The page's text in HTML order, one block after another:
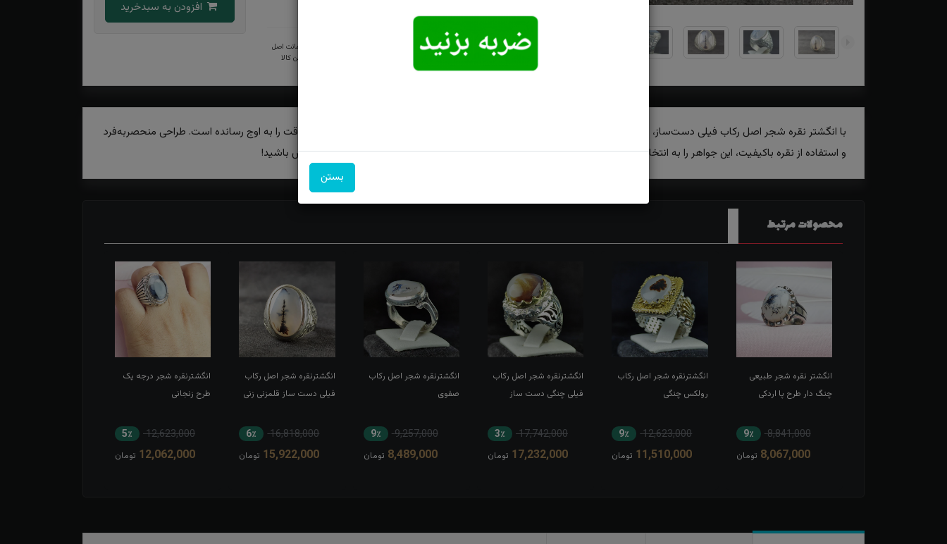
امکان تحویل
امکان پرداخت
در محل
ضمانت اصل
بودن کالا
با انگشتر نقره شجر اصل رکاب فیلی دست‌ساز، زیبایی و اصالت را به دستانتان هدیه دهید. این انگشتر با هنر قلم‌زنی زنانه، ظرافت و دقت را به اوج رسانده است. طراحی منحصربه‌فرد
و استفاده از نقره باکیفیت، این جواهر را به انتخابی ایده‌آل برای عاشقان زیبایی و هنر ایرانی تبدیل کرده است. همین حالا بخرید و خاص باشید!
محصولات مرتبط
انگشتر نقره شجر طبیعی
چنگ دار طرح پا اردکی
8,841,000 9٪
8,067,000 تومان
انگشترنقره شجر اصل رکاب
رولکس چنگی
12,623,000 9٪
11,510,000 تومان
انگشترنقره شجر اصل رکاب
فیلی چنگی دست ساز
17,742,000 3٪
17,232,000 تومان
انگشترنقره شجر اصل رکاب
صفوی
9,257,000 9٪
8,489,000 تومان
انگشترنقره شجر اصل رکاب
فیلی دست ساز قلمزنی زنی
16,818,000 6٪
15,922,000 تومان
انگشترنقره شجر درجه یک
طرح زنجانی
12,623,000 5٪
12,062,000 تومان
بستن